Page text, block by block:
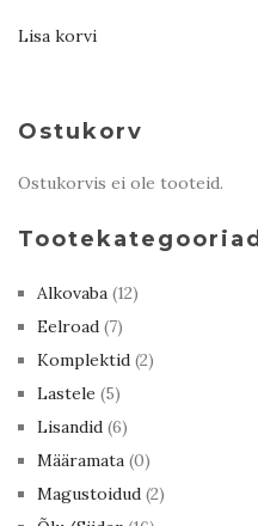
Lisa korvi
Ostukorv
Ostukorvis ei ole tooteid.
Tootekategooriad
Alkovaba (12)
Eelroad (7)
Komplektid (2)
Lastele (5)
Lisandid (6)
Määramata (0)
Magustoidud (2)